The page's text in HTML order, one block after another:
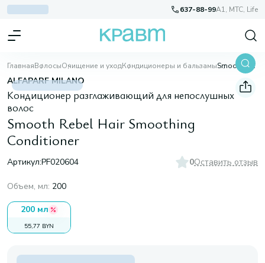
637-88-99A1, МТС, Life
ГлавнаяВолосыОчищение и уходКондиционеры и бальзамы Smooth Rebel Hair Smoothing Conditioner
ALFAPARF MILANO
Кондиционер разглаживающий для непослушных
волос
Smooth Rebel Hair Smoothing
Conditioner
Артикул:PF020604 0Оставить отзыв
Объем, мл: 200
200 мл
55,77 BYN